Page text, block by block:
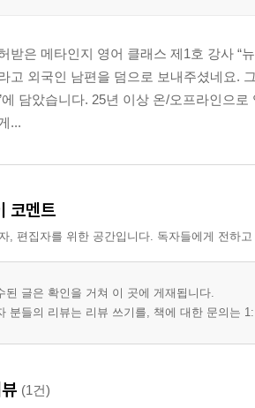
어교육의 성공 사례와 학습 효과 42
인지 교육법의 이해와 AI 영어학습법 적용
정서 학습(SEL) 교육법의 접목 49
이후 영어 트렌드를 살리는 뜻밖의 영어
우리는 과연 어떻게 영어를 공부해야 할까
습니다. 영어 코칭 하는 뉴질랜드 코알라입
Council에서 제시한 레벨 업을 위해 필
서 도대체 “언제 스피킹 마스터가 가능”하
우리의 영어는 “안녕”한가요? 87
받은 메타인지 영어 클래스 제1호 강사 “
고 외국인 남편을 덤으로 보내주셨네요.
에 담았습니다. 25년 이상 온/오프라인으
...
코멘트
, 편집자를 위한 공간입니다. 독자들에게 전하
된 글은 확인을 거쳐 이 곳에 게재됩니다.
분들의 리뷰는 리뷰 쓰기를, 책에 대한 문의는
(1건)